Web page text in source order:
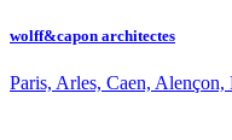
wolff&capon architectes
Paris, Arles, Caen,